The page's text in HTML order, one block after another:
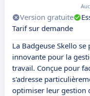
Version gratuite
Tarif sur demande
La Badgeuse Skello
innovante pour la
travail. Conçue pour
s'adresse
optimiser leur gestion